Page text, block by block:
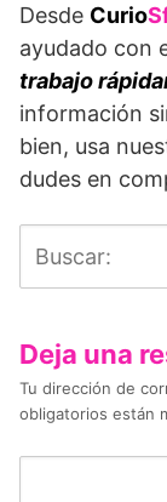
Desde Curio
ayudado con
trabajo
información
bien, usa
dudes en
Deja una
Tu dirección de
obligatorios están